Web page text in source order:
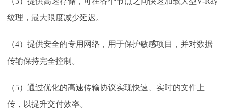
纹理，最大限度减少延迟。
（4） 提供安全的专用网络，用于保护敏感项目，并对数据
传输保持完全控制。
（5） 通过优化的高速传输协议实现快速、实时的文件上
传，以提升交付效率。